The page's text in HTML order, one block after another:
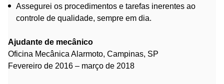
Assegurei os procedimentos e tarefas inerentes ao
controle de qualidade, sempre em dia.
Ajudante de mecânico
Oficina Mecânica Alarmoto, Campinas, SP
Fevereiro de 2016 – março de 2018